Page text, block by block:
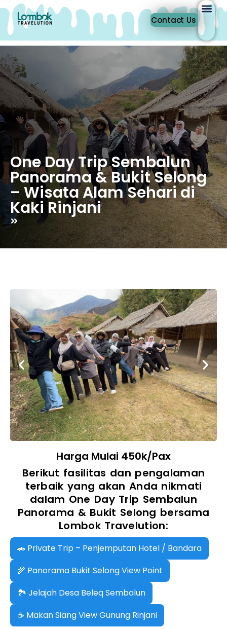
Contact Us
One Day Trip Sembalun
Panorama & Bukit Selong
– Wisata Alam Sehari di
Kaki Rinjani
Harga Mulai 450k/Pax
Berikut fasilitas dan pengalaman
terbaik yang akan Anda nikmati
dalam One Day Trip Sembalun
Panorama & Bukit Selong bersama
Lombok Travelution:
🚗 Private Trip – Penjemputan Hotel / Bandara
🌾 Panorama Bukit Selong View Point
🏞️ Jelajah Desa Beleq Sembalun
☕ Makan Siang View Gunung Rinjani